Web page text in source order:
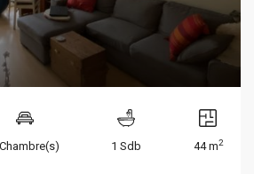
1 Sdb 44 m2